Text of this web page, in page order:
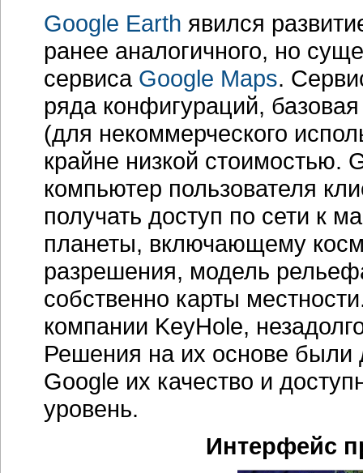
Google Earth явился
ранее аналогичного, но
сервиса Google Maps.
ряда конфигураций,
(для некоммерческого
крайне низкой стоимостью.
компьютер пользователя
получать доступ по сети к
планеты, включающему
разрешения, модель
собственно карты
компании KeyHole,
Решения на их основе были
Google их качество и
уровень.
Интерфейс